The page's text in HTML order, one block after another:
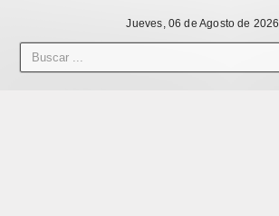
Jueves, 06 de Agosto de 2026